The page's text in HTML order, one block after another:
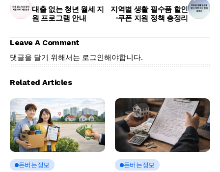
대출 없는 청년 월세 지
원 프로그램 안내
지역별 생활 필수품 할인
·쿠폰 지원 정책 총정리
Leave A Comment
댓글을 달기 위해서는 로그인해야합니다.
Related Articles
돈버는정보 돈버는정보